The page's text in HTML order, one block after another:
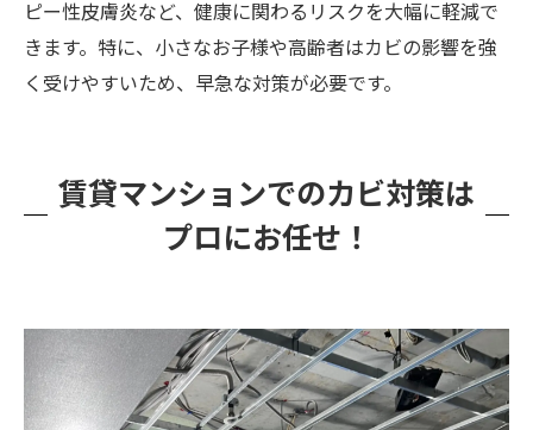
ピー性皮膚炎など、健康に関わるリスクを大幅に軽減で
きます。特に、小さなお子様や高齢者はカビの影響を強
く受けやすいため、早急な対策が必要です。
賃貸マンションでのカビ対策は
プロにお任せ！